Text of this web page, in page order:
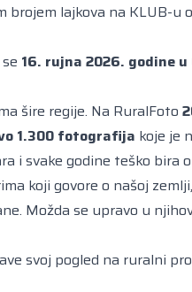
brojem lajkova na KLUB-u
16. rujna 2026. godine u
šire regije. Na RuralFoto
1.300 fotografija koje je
i svake godine teško bira
koji govore o našoj
Možda se upravo u
svoj pogled na ruralni